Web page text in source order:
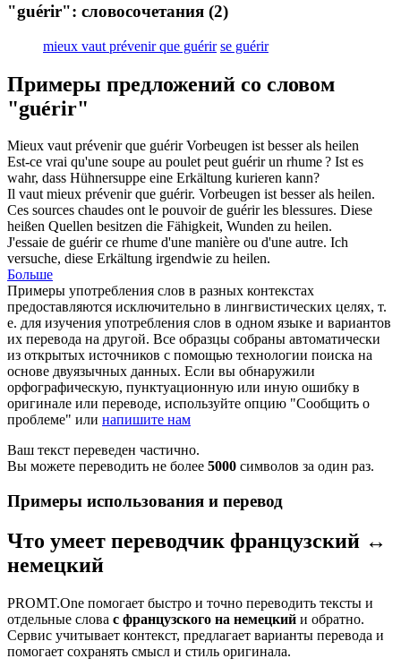
"guérir": словосочетания (2)
mieux vaut prévenir que guérir se guérir
Примеры предложений со словом
"guérir"
Mieux vaut prévenir que guérir Vorbeugen ist besser als heilen
Est-ce vrai qu'une soupe au poulet peut guérirun rhume ? Ist es
wahr, dass Hühnersuppe eine Erkältung kurieren kann?
Il vaut mieux prévenir que guérir. Vorbeugen ist besser als heilen.
Ces sources chaudes ont le pouvoir de guérirles blessures. Diese
heißen Quellen besitzen die Fähigkeit, Wunden zu heilen.
J'essaie de guérirce rhume d'une manière ou d'une autre. Ich
versuche, diese Erkältung irgendwie zu heilen.
Больше
Примеры употребления слов в разных контекстах
предоставляются исключительно в лингвистических целях, т.
е. для изучения употребления слов в одном языке и вариантов
их перевода на другой. Все образцы собраны автоматически
из открытых источников с помощью технологии поиска на
основе двуязычных данных. Если вы обнаружили
орфографическую, пунктуационную или иную ошибку в
оригинале или переводе, используйте опцию "Сообщить о
проблеме" или напишите нам
Ваш текст переведен частично.
Вы можете переводить не более 5000 символов за один раз.
Примеры использования и перевод
Что умеет переводчик французский ↔
немецкий
PROMT.One помогает быстро и точно переводить тексты и
отдельные слова с французского на немецкий и обратно.
Сервис учитывает контекст, предлагает варианты перевода и
помогает сохранять смысл и стиль оригинала.